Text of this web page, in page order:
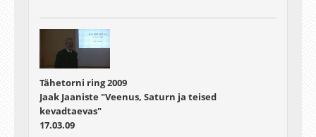
Tähetorni ring 2009
Jaak Jaaniste "Veenus, Saturn ja teised
kevadtaevas"
17.03.09